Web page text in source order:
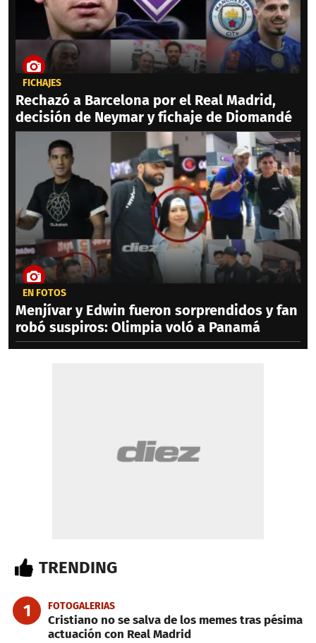
FICHAJES
Rechazó a Barcelona por el Real Madrid,
decisión de Neymar y fichaje de Diomandé
EN FOTOS
Menjívar y Edwin fueron sorprendidos y fan
robó suspiros: Olimpia voló a Panamá
TRENDING
1 FOTOGALERIAS
Cristiano no se salva de los memes tras pésima
actuación con Real Madrid